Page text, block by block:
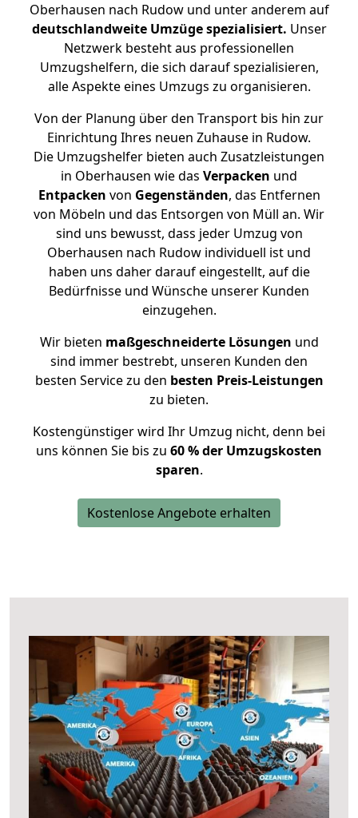
Oberhausen nach Rudow und unter anderem auf
deutschlandweite Umzüge spezialisiert. Unser
Netzwerk besteht aus professionellen
Umzugshelfern, die sich darauf spezialisieren,
alle Aspekte eines Umzugs zu organisieren.
Von der Planung über den Transport bis hin zur
Einrichtung Ihres neuen Zuhause in Rudow.
Die Umzugshelfer bieten auch Zusatzleistungen
in Oberhausen wie das Verpacken und
Entpacken von Gegenständen, das Entfernen
von Möbeln und das Entsorgen von Müll an. Wir
sind uns bewusst, dass jeder Umzug von
Oberhausen nach Rudow individuell ist und
haben uns daher darauf eingestellt, auf die
Bedürfnisse und Wünsche unserer Kunden
einzugehen.
Wir bieten maßgeschneiderte Lösungen und
sind immer bestrebt, unseren Kunden den
besten Service zu den besten Preis-Leistungen
zu bieten.
Kostengünstiger wird Ihr Umzug nicht, denn bei
uns können Sie bis zu 60 % der Umzugskosten
sparen.
Kostenlose Angebote erhalten